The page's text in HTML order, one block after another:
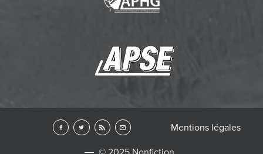
Mentions légales